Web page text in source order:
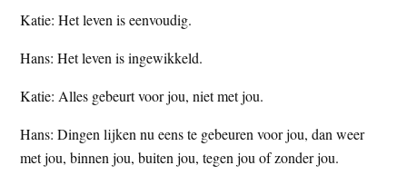
tKatie: Het leven is eenvoudig.
Hans: Het leven is ingewikkeld.
Katie: Alles gebeurt voor jou, niet met jou.
Hans: Dingen lijken nu eens te gebeuren voor jou, dan weer
met jou, binnen jou, buiten jou, tegen jou of zonder jou.